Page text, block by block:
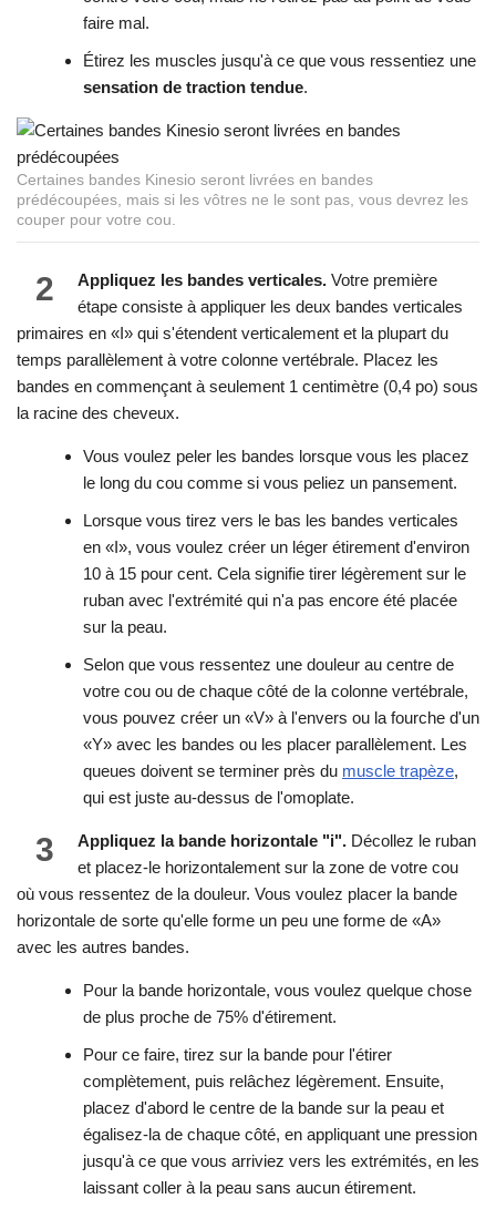
faire mal.
Étirez les muscles jusqu'à ce que vous ressentiez une
sensation de traction tendue.
Certaines bandes Kinesio seront livrées en bandes
prédécoupées, mais si les vôtres ne le sont pas, vous devrez les
couper pour votre cou.
2 Appliquez les bandes verticales. Votre première
étape consiste à appliquer les deux bandes verticales
primaires en «I» qui s'étendent verticalement et la plupart du
temps parallèlement à votre colonne vertébrale. Placez les
bandes en commençant à seulement 1 centimètre (0,4 po) sous
la racine des cheveux.
Vous voulez peler les bandes lorsque vous les placez
le long du cou comme si vous peliez un pansement.
Lorsque vous tirez vers le bas les bandes verticales
en «I», vous voulez créer un léger étirement d'environ
10 à 15 pour cent. Cela signifie tirer légèrement sur le
ruban avec l'extrémité qui n'a pas encore été placée
sur la peau.
Selon que vous ressentez une douleur au centre de
votre cou ou de chaque côté de la colonne vertébrale,
vous pouvez créer un «V» à l'envers ou la fourche d'un
«Y» avec les bandes ou les placer parallèlement. Les
queues doivent se terminer près du muscle trapèze,
qui est juste au-dessus de l'omoplate.
3 Appliquez la bande horizontale "i". Décollez le ruban
et placez-le horizontalement sur la zone de votre cou
où vous ressentez de la douleur. Vous voulez placer la bande
horizontale de sorte qu'elle forme un peu une forme de «A»
avec les autres bandes.
Pour la bande horizontale, vous voulez quelque chose
de plus proche de 75% d'étirement.
Pour ce faire, tirez sur la bande pour l'étirer
complètement, puis relâchez légèrement. Ensuite,
placez d'abord le centre de la bande sur la peau et
égalisez-la de chaque côté, en appliquant une pression
jusqu'à ce que vous arriviez vers les extrémités, en les
laissant coller à la peau sans aucun étirement.